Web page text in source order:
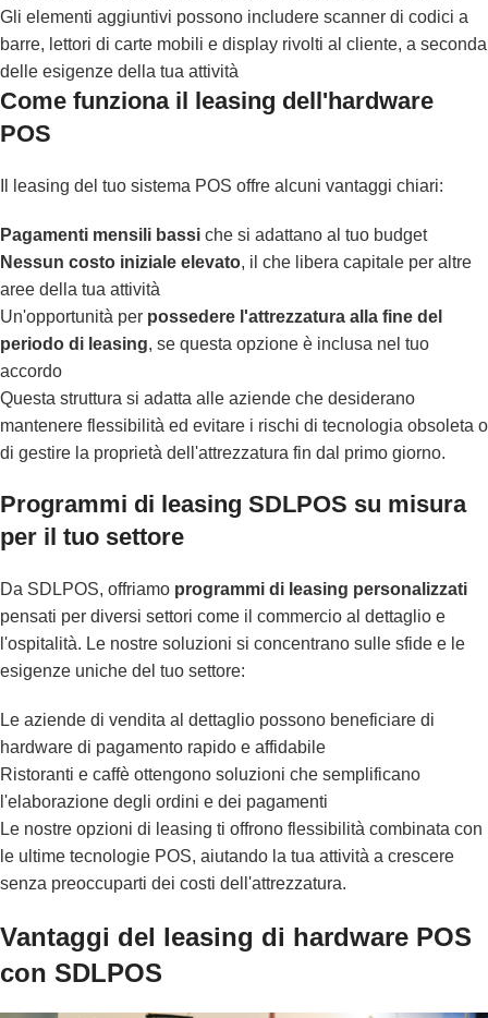
Gli elementi aggiuntivi possono includere scanner di codici a
barre, lettori di carte mobili e display rivolti al cliente, a seconda
delle esigenze della tua attività
Come funziona il leasing dell'hardware
POS
Il leasing del tuo sistema POS offre alcuni vantaggi chiari:
Pagamenti mensili bassi che si adattano al tuo budget
Nessun costo iniziale elevato, il che libera capitale per altre
aree della tua attività
Un'opportunità per possedere l'attrezzatura alla fine del
periodo di leasing, se questa opzione è inclusa nel tuo
accordo
Questa struttura si adatta alle aziende che desiderano
mantenere flessibilità ed evitare i rischi di tecnologia obsoleta o
di gestire la proprietà dell'attrezzatura fin dal primo giorno.
Programmi di leasing SDLPOS su misura
per il tuo settore
Da SDLPOS, offriamo programmi di leasing personalizzati
pensati per diversi settori come il commercio al dettaglio e
l'ospitalità. Le nostre soluzioni si concentrano sulle sfide e le
esigenze uniche del tuo settore:
Le aziende di vendita al dettaglio possono beneficiare di
hardware di pagamento rapido e affidabile
Ristoranti e caffè ottengono soluzioni che semplificano
l'elaborazione degli ordini e dei pagamenti
Le nostre opzioni di leasing ti offrono flessibilità combinata con
le ultime tecnologie POS, aiutando la tua attività a crescere
senza preoccuparti dei costi dell'attrezzatura.
Vantaggi del leasing di hardware POS
con SDLPOS